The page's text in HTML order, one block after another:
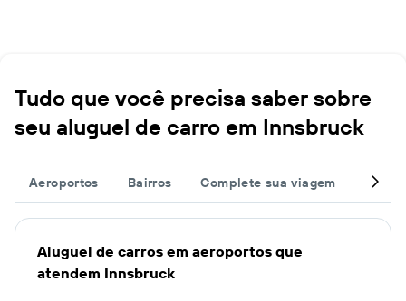
Tudo que você precisa saber sobre
seu aluguel de carro em Innsbruck
Aeroportos Bairros Complete sua viagem
Aluguel de carros em aeroportos que
atendem Innsbruck